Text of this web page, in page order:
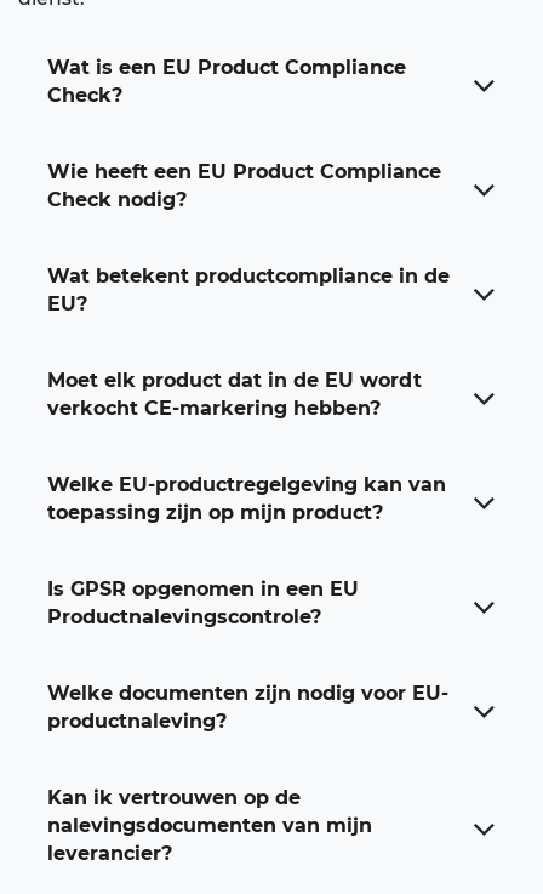
Wat is een EU Product Compliance
Check?
Wie heeft een EU Product Compliance
Check nodig?
Wat betekent productcompliance in de
EU?
Moet elk product dat in de EU wordt
verkocht CE-markering hebben?
Welke EU-productregelgeving kan van
toepassing zijn op mijn product?
Is GPSR opgenomen in een EU
Productnalevingscontrole?
Welke documenten zijn nodig voor EU-
productnaleving?
Kan ik vertrouwen op de
nalevingsdocumenten van mijn
leverancier?